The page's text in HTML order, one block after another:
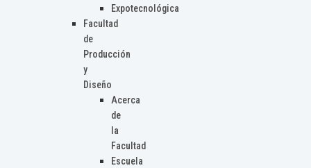
Expotecnológica
Facultad
de
Producción
y
Diseño
Acerca
de
la
Facultad
Escuela